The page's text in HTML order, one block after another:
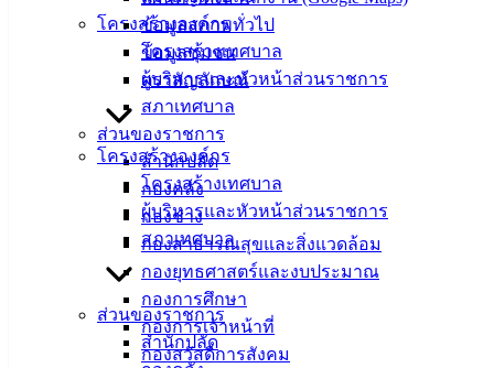
โครงสร้างองค์กร
โครงสร้างเทศบาล
ผู้บริหารและหัวหน้าส่วนราชการ
สภาเทศบาล
ส่วนของราชการ
สำนักปลัด
กองคลัง
กองช่าง
กองสาธารณสุขและสิ่งแวดล้อม
กองยุทธศาสตร์และงบประมาณ
กองการศึกษา
กองการเจ้าหน้าที่
กองสวัสดิการสังคม
ข้อมูลสภาพทั่วไป
ข้อมูลชุมชน
ตราสัญลักษณ์
โครงสร้างองค์กร
โครงสร้างเทศบาล
ผู้บริหารและหัวหน้าส่วนราชการ
สภาเทศบาล
ส่วนของราชการ
สำนักปลัด
กระทรวงการต่างประเทศ ขอเชิญผู้ที่สนใจเข้าร่วม
กิจกรรม “Sustainability Talks: Towards a Green ASEAN”
โดยมีการบรรยายพิเศษและการสัมภาษณ์ศาสตราจารย์ Jeffrey
Sachs ประธานเครือข่ายวิชาการ
เพื่อการพัฒนาที่ยั่งยืนแห่งสหประชาชาติ (SDSN)
วันศุกร์ที่ 19 มกราคม 2567 เวลา 15.00-16.00 น. ณ ห้อง 208
ศูนย์ประชุมแห่งชาติสิริกิติ์
ดำเนินรายการเป็นภาษาอังกฤษ
ลงทะเบียนทาง
https://docs.google.com/forms/d/e/